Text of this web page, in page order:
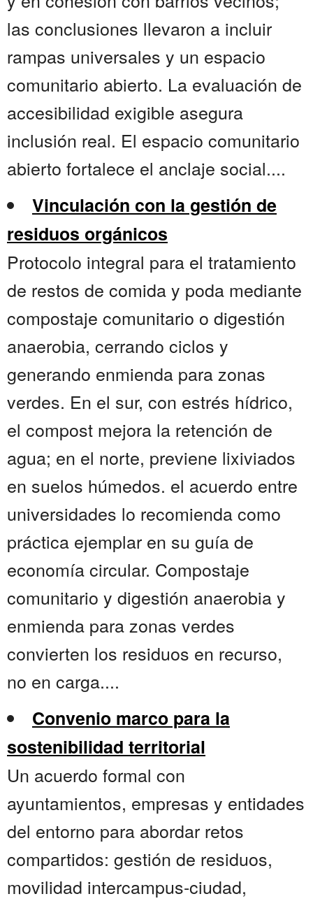
las conclusiones llevaron a incluir
rampas universales y un espacio
comunitario abierto. La evaluación de
accesibilidad exigible asegura
inclusión real. El espacio comunitario
abierto fortalece el anclaje social....
Vinculación con la gestión de
residuos orgánicos
Protocolo integral para el tratamiento
de restos de comida y poda mediante
compostaje comunitario o digestión
anaerobia, cerrando ciclos y
generando enmienda para zonas
verdes. En el sur, con estrés hídrico,
el compost mejora la retención de
agua; en el norte, previene lixiviados
en suelos húmedos. el acuerdo entre
universidades lo recomienda como
práctica ejemplar en su guía de
economía circular. Compostaje
comunitario y digestión anaerobia y
enmienda para zonas verdes
convierten los residuos en recurso,
no en carga....
Convenio marco para la
sostenibilidad territorial
Un acuerdo formal con
ayuntamientos, empresas y entidades
del entorno para abordar retos
compartidos: gestión de residuos,
movilidad intercampus-ciudad,